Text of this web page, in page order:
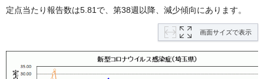
定点当たり報告数は5.81で、第38週以降、減少傾向にあります。
画面サイズで表示